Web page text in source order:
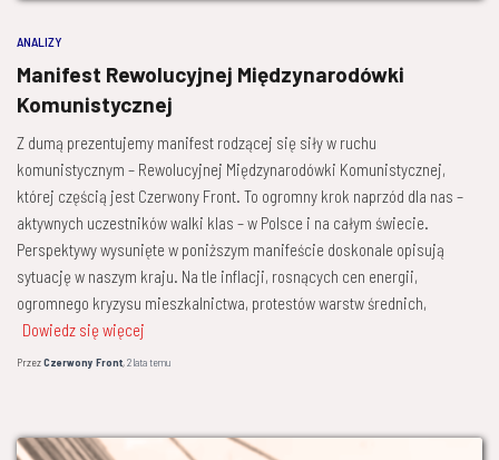
ANALIZY
Manifest Rewolucyjnej Międzynarodówki
Komunistycznej
Z dumą prezentujemy manifest rodzącej się siły w ruchu
komunistycznym – Rewolucyjnej Międzynarodówki Komunistycznej,
której częścią jest Czerwony Front. To ogromny krok naprzód dla nas –
aktywnych uczestników walki klas – w Polsce i na całym świecie.
Perspektywy wysunięte w poniższym manifeście doskonale opisują
sytuację w naszym kraju. Na tle inflacji, rosnących cen energii,
ogromnego kryzysu mieszkalnictwa, protestów warstw średnich,
Dowiedz się więcej
PrzezCzerwony Front,2 latatemu